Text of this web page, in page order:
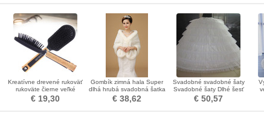
Kreatívne drevené rukoväť
rukoväte čierne veľké
masáže malé ozdoby
€ 19,30
Gombík zimná hala Super
dlhá hrubá svadobná šatka
zo slonoviny
€ 38,62
Svadobné svadobné šaty
Svadobné šaty Dlhé šesť
ráfikov Vintage Elastický
pás
€ 50,57